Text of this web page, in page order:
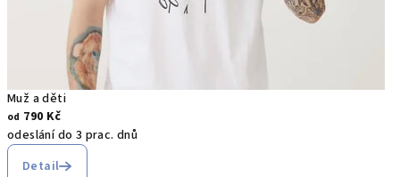
Muž a děti
od 790 Kč
odeslání do 3 prac. dnů
Detail